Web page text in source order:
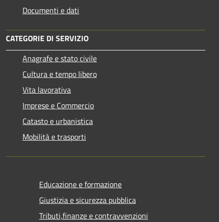
Documenti e dati
CATEGORIE DI SERVIZIO
Anagrafe e stato civile
Cultura e tempo libero
Vita lavorativa
Imprese e Commercio
Catasto e urbanistica
Mobilità e trasporti
Educazione e formazione
Giustizia e sicurezza pubblica
Tributi,finanze e contravvenzioni